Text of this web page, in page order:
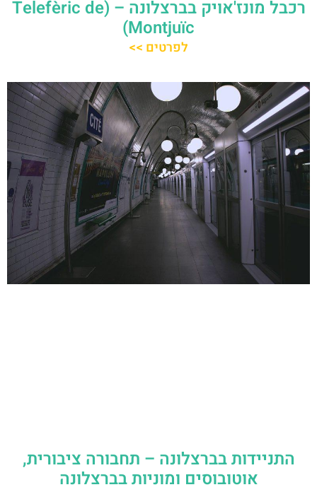
רכבל מונז'אויק בברצלונה – (Telefèric de
Montjuïc)
לפרטים >>
התניידות בברצלונה – תחבורה ציבורית,
אוטובוסים ומוניות בברצלונה